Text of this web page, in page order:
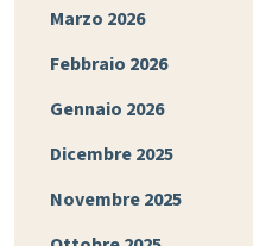
Marzo 2026
Febbraio 2026
Gennaio 2026
Dicembre 2025
Novembre 2025